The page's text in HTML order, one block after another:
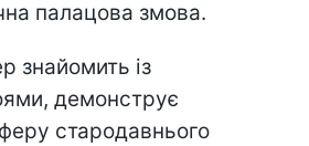
палацова змова.
знайомить із
демонструє
стародавнього